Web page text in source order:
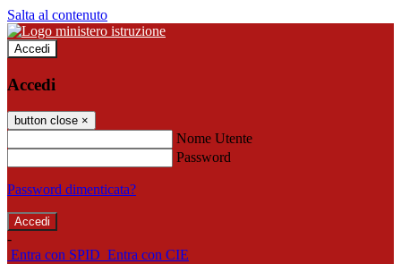
Salta al contenuto
Accedi
Accedi
button close ×
Nome Utente
Password
Password dimenticata?
-
Entra con SPID Entra con CIE